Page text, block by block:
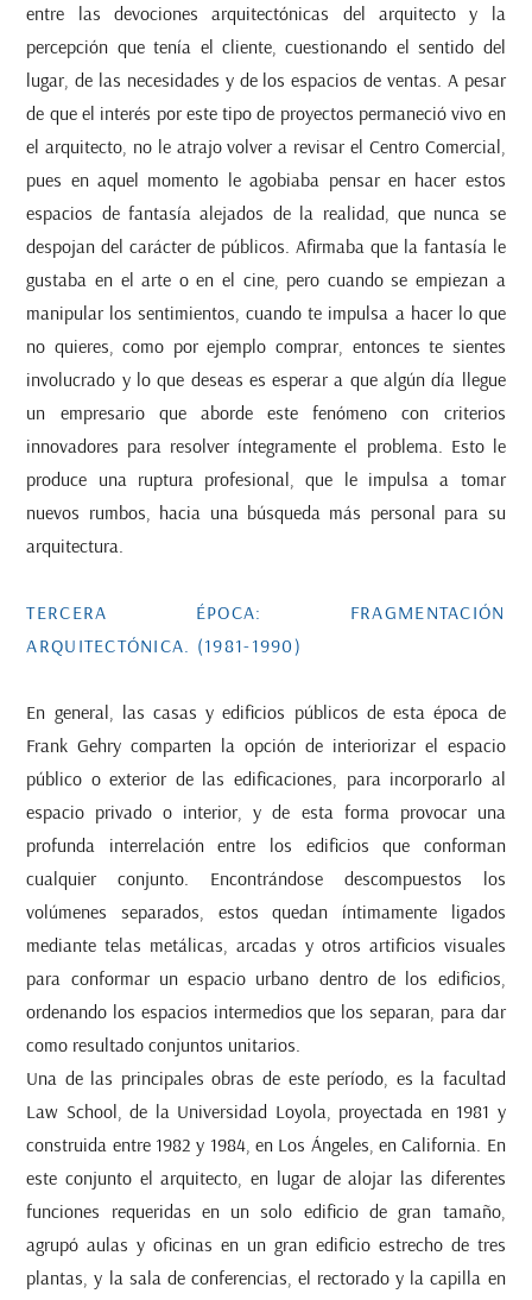
entre las devociones arquitectónicas del arquitecto y la
percepción que tenía el cliente, cuestionando el sentido del
lugar, de las necesidades y de los espacios de ventas. A pesar
de que el interés por este tipo de proyectos permaneció vivo en
el arquitecto, no le atrajo volver a revisar el Centro Comercial,
pues en aquel momento le agobiaba pensar en hacer estos
espacios de fantasía alejados de la realidad, que nunca se
despojan del carácter de públicos. Afirmaba que la fantasía le
gustaba en el arte o en el cine, pero cuando se empiezan a
manipular los sentimientos, cuando te impulsa a hacer lo que
no quieres, como por ejemplo comprar, entonces te sientes
involucrado y lo que deseas es esperar a que algún día llegue
un empresario que aborde este fenómeno con criterios
innovadores para resolver íntegramente el problema. Esto le
produce una ruptura profesional, que le impulsa a tomar
nuevos rumbos, hacia una búsqueda más personal para su
arquitectura.
TERCERA ÉPOCA: FRAGMENTACIÓN
ARQUITECTÓNICA. (1981-1990)
En general, las casas y edificios públicos de esta época de
Frank Gehry comparten la opción de interiorizar el espacio
público o exterior de las edificaciones, para incorporarlo al
espacio privado o interior, y de esta forma provocar una
profunda interrelación entre los edificios que conforman
cualquier conjunto. Encontrándose descompuestos los
volúmenes separados, estos quedan íntimamente ligados
mediante telas metálicas, arcadas y otros artificios visuales
para conformar un espacio urbano dentro de los edificios,
ordenando los espacios intermedios que los separan, para dar
como resultado conjuntos unitarios.
Una de las principales obras de este período, es la facultad
Law School, de la Universidad Loyola, proyectada en 1981 y
construida entre 1982 y 1984, en Los Ángeles, en California. En
este conjunto el arquitecto, en lugar de alojar las diferentes
funciones requeridas en un solo edificio de gran tamaño,
agrupó aulas y oficinas en un gran edificio estrecho de tres
plantas, y la sala de conferencias, el rectorado y la capilla en